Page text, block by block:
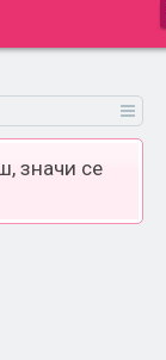
значи се